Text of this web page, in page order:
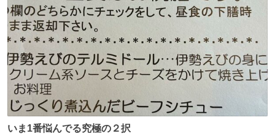
数
いま1番悩んでる究極の２択